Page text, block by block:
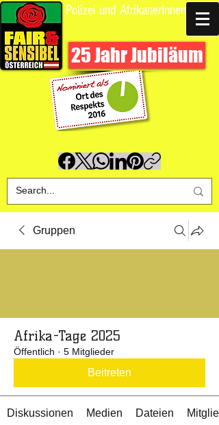
Polizei und AfrikanerInnen
25 Jahr Jubiläum
Gruppen
Afrika-Tage 2025
Öffentlich · 5 Mitglieder
Beitreten
Diskussionen Medien Dateien